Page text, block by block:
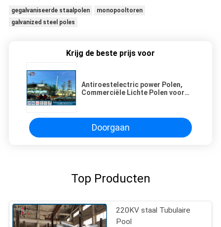
gegalvaniseerde staalpolen
monopooltoren
galvanized steel poles
Krijg de beste prijs voor
Antiroestelectric power Polen,
Commerciële Lichte Polen voor
Doorgaan
Top Producten
220KV staal Tubulaire
Pool